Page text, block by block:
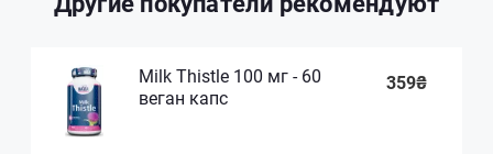
Milk Thistle 100 мг - 60
веган капс
359₴